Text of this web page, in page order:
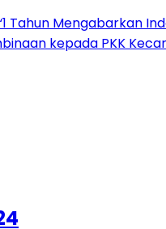
Tahun Mengabarkan
kepada PKK